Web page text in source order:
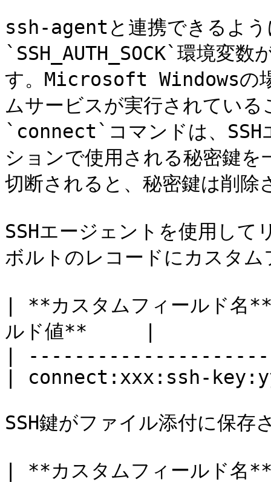
ssh-agentと連携できるよう
`SSH_AUTH_SOCK`環境変
す。Microsoft Windowsの
ムサービスが実行されてい
`connect`コマンドは、SSH
ションで使用される秘密鍵
切断されると、秘密鍵は削除
SSHエージェントを使用し
ボルトのレコードにカスタ
| **カスタムフィール
ルド値**     |
|
| connect:xxx:ssh-
SSH鍵がファイル添付に保存
| **カスタムフィール